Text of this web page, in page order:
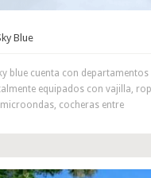
Blue
blue cuenta con departamentos
equipados con vajilla,
cocheras entre